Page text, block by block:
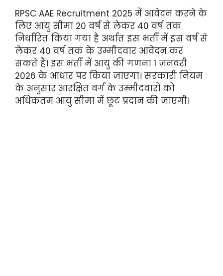
RPSC AAE Recruitment 2025 में आवेदन करने के
लिए आयु सीमा 20 वर्ष से लेकर 40 वर्ष तक
निर्धारित किया गया है अर्थात इस भर्ती में इस वर्ष से
लेकर 40 वर्ष तक के उम्मीदवार आवेदन कर
सकते हैं। इस भर्ती में आयु की गणना 1 जनवरी
2026 के आधार पर किया जाएगा। सरकारी नियम
के अनुसार आरक्षित वर्ग के उम्मीदवारों को
अधिकतम आयु सीमा में छूट प्रदान की जाएगी।